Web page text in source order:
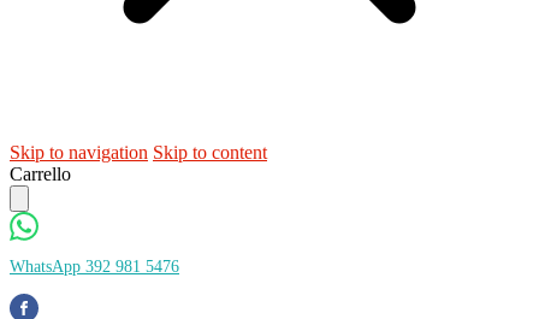
Skip to navigation Skip to content
Carrello
WhatsApp 392 981 5476